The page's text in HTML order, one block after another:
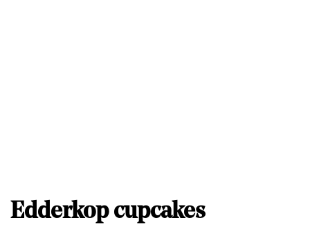
Edderkop cupcakes